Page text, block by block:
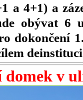
a 4+1) a
obývat 6
dokončení
v